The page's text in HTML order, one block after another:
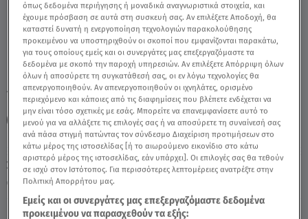
Σάββατο 8 Αυγούστου 2026
10.03.26, 09:23 CELEBRITIES & GOSSIP ΝΕΑ
TAGS: ΔΗΜΗΤΡΗΣ ΦΡΑΓΚΙΟΓΛΟΥ BREAKFAST@STAR
ΤΗΣ ΕΛΛΑΔΟΣ ΤΑ ΠΑΙΔΙΑ
όπως δεδομένα περιήγησης ή μοναδικά αναγνωριστικά στοιχεία, και
έχουμε πρόσβαση σε αυτά στη συσκευή σας. Αν επιλέξετε Αποδοχή, θα
καταστεί δυνατή η ενεργοποίηση τεχνολογιών παρακολούθησης
προκειμένου να υποστηριχθούν οι σκοποί που εμφανίζονται παρακάτω,
για τους οποίους εμείς και οι συνεργάτες μας επεξεργαζόμαστε τα
δεδομένα με σκοπό την παροχή υπηρεσιών. Αν επιλέξετε Απόρριψη όλων
όλων ή αποσύρετε τη συγκατάθεσή σας, οι εν λόγω τεχνολογίες θα
απενεργοποιηθούν. Αν απενεργοποιηθούν οι ιχνηλάτες, ορισμένο
περιεχόμενο και κάποιες από τις διαφημίσεις που βλέπετε ενδέχεται να
μην είναι τόσο σχετικές με εσάς. Μπορείτε να επανεμφανίσετε αυτό το
μενού για να αλλάξετε τις επιλογές σας ή να αποσύρετε τη συναίνεσή σας
ανά πάσα στιγμή πατώντας τον σύνδεσμο Διαχείριση προτιμήσεων στο
κάτω μέρος της ιστοσελίδας [ή το αιωρούμενο εικονίδιο στο κάτω
αριστερό μέρος της ιστοσελίδας, εάν υπάρχει]. Οι επιλογές σας θα τεθούν
σε ισχύ στον Ιστότοπος. Για περισσότερες λεπτομέρειες ανατρέξτε στην
Πολιτική Απορρήτου μας.
Εμείς και οι συνεργάτες μας επεξεργαζόμαστε δεδομένα
προκειμένου να παρασχεθούν τα εξής: